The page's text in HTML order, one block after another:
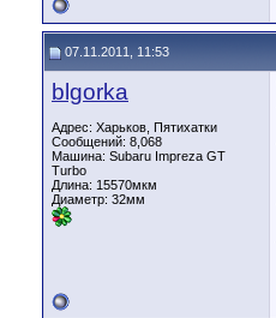
07.11.2011, 11:53
blgorka
Адрес: Харьков, Пятихатки
Сообщений: 8,068
Машина: Subaru Impreza GT
Turbo
Длина: 15570мкм
Диаметр: 32мм